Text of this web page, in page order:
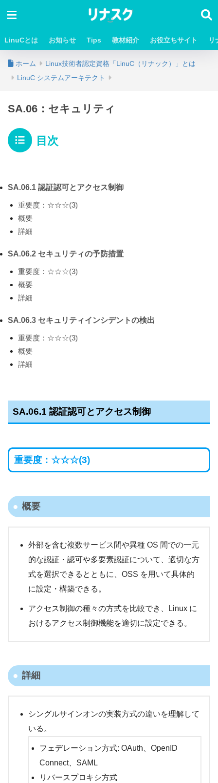
LinuCとは お知らせ Tips 教材紹介 お役立ちサイト リ
ホーム
Linux技術者認定資格「LinuC（リナック）」とは
LinuC システムアーキテクト
SA.06：セキュリティ
目次
SA.06.1 認証認可とアクセス制御
重要度：☆☆☆(3)
概要
詳細
SA.06.2 セキュリティの予防措置
重要度：☆☆☆(3)
概要
詳細
SA.06.3 セキュリティインシデントの検出
重要度：☆☆☆(3)
概要
詳細
SA.06.1 認証認可とアクセス制御
重要度：☆☆☆(3)
概要
外部を含む複数サービス間や異種 OS 間での一元
的な認証・認可や多要素認証について、適切な方
式を選択できるとともに、OSS を用いて具体的
に設定・構築できる。
アクセス制御の種々の方式を比較でき、Linux に
おけるアクセス制御機能を適切に設定できる。
詳細
シングルサインオンの実装方式の違いを理解して
いる。
フェデレーション方式: OAuth、OpenID
Connect、SAML
リバースプロキシ方式